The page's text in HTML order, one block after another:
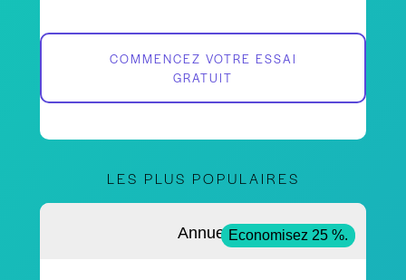
COMMENCEZ VOTRE ESSAI
GRATUIT
LES PLUS POPULAIRES
Annuel Economisez 25 %.